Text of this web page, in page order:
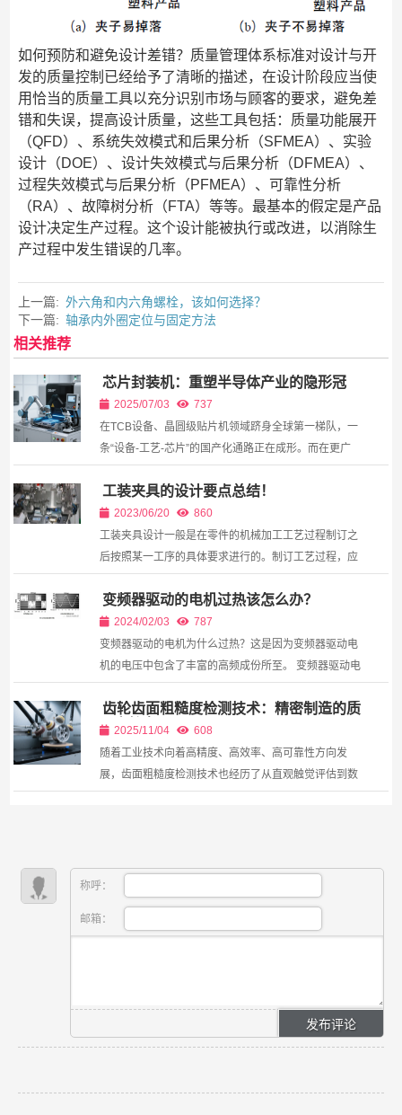
如何预防和避免设计差错？质量管理体系标准对设计与开
发的质量控制已经给予了清晰的描述，在设计阶段应当使
用恰当的质量工具以充分识别市场与顾客的要求，避免差
错和失误，提高设计质量，这些工具包括：质量功能展开
（QFD）、系统失效模式和后果分析（SFMEA）、实验
设计（DOE）、设计失效模式与后果分析（DFMEA）、
过程失效模式与后果分析（PFMEA）、可靠性分析
（RA）、故障树分析（FTA）等等。最基本的假定是产品
设计决定生产过程。这个设计能被执行或改进，以消除生
产过程中发生错误的几率。
上一篇: 外六角和内六角螺栓，该如何选择？
下一篇: 轴承内外圈定位与固定方法
相关推荐
芯片封装机：重塑半导体产业的隐形冠
军2025/07/03
737
在TCB设备、晶圆级贴片机领域跻身全球第一梯队，一
条“设备-工艺-芯片”的国产化通路正在成形。而在更广
阔的视野中，当台积电嘉义工厂的WMCM产线点亮首
批iPhone...
工装夹具的设计要点总结！
2023/06/20
860
工装夹具设计一般是在零件的机械加工工艺过程制订之
后按照某一工序的具体要求进行的。制订工艺过程，应
充分考虑夹具实现的可能性，而设计工装夹具时，如确
有必要也可以对工艺过程提出修改意见。工装夹具的设
计质...
变频器驱动的电机过热该怎么办？
2024/02/03
787
变频器驱动的电机为什么过热？这是因为变频器驱动电
机的电压中包含了丰富的高频成份所至。 变频器驱动电
机的电压波形并不是正弦波电压，而是脉宽调制(PWM)
电压，如图1所示。根据付立业分析，这种波形中包含
了...
齿轮齿面粗糙度检测技术：精密制造的质
量守护者
2025/11/04
608
随着工业技术向着高精度、高效率、高可靠性方向发
展，齿面粗糙度检测技术也经历了从直观触觉评估到数
字化精密测量的演变，成为现代制造业不可或缺的一
称呼：
邮箱：